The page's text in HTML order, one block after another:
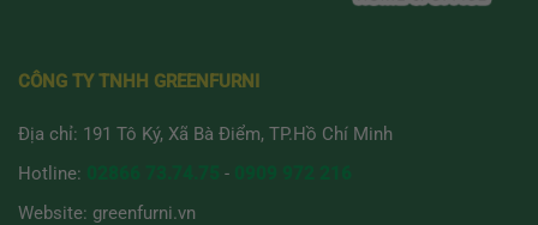
CÔNG TY TNHH GREENFURNI
Địa chỉ: 191 Tô Ký, Xã Bà Điểm, TP.Hồ Chí Minh
Hotline:
-
Website: greenfurni.vn